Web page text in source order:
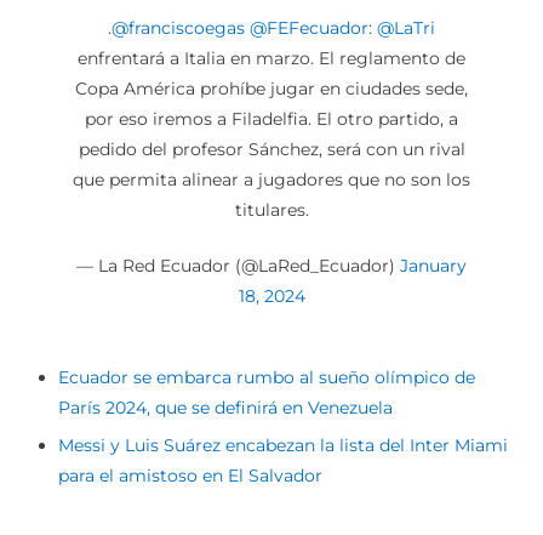
.@franciscoegas @FEFecuador: @LaTri
enfrentará a Italia en marzo. El reglamento de
Copa América prohíbe jugar en ciudades sede,
por eso iremos a Filadelfia. El otro partido, a
pedido del profesor Sánchez, será con un rival
que permita alinear a jugadores que no son los
titulares.
— La Red Ecuador (@LaRed_Ecuador) January
18, 2024
Ecuador se embarca rumbo al sueño olímpico de
París 2024, que se definirá en Venezuela
Messi y Luis Suárez encabezan la lista del Inter Miami
para el amistoso en El Salvador